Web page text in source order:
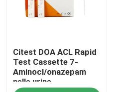
Casa
Citest DOA ACL Rapid
Test Cassette 7-
Aminocl/onazepam
nelle urine